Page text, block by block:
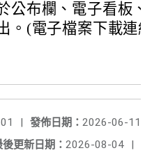
公布欄、電子看板
。(電子檔案下載連
發佈日期： 2026-06-11
|
後更新日期： 2026-08-04 |